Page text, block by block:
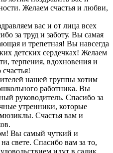
Желаем счастья и любви,
вас и от лица всех
за труд и заботу. Вы самая
и трепетная! Вы навсегда
детских сердечках! Желаем
терпения, вдохновения и
нашей группы хотим
работника. Вы
руководитель. Спасибо за
утренники, которые
Счастья вам и
Вы самый чуткий и
свете. Спасибо вам за то,
идут в садик.